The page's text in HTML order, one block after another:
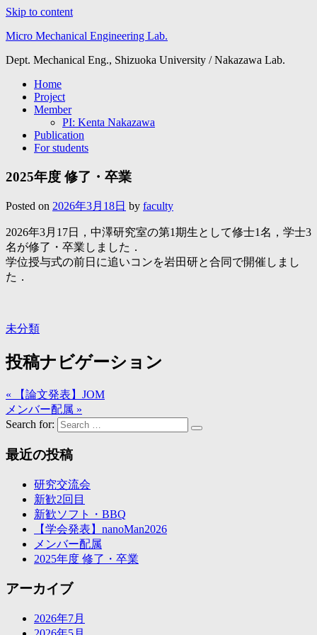
Skip to content
Micro Mechanical Engineering Lab.
Dept. Mechanical Eng., Shizuoka University / Nakazawa Lab.
Home
Project
Member
PI: Kenta Nakazawa
Publication
For students
2025年度 修了・卒業
Posted on 2026年3月18日 by faculty
2026年3月17日，中澤研究室の第1期生として修士1名，学士3
名が修了・卒業しました．
学位授与式の前日に追いコンを岩田研と合同で開催しまし
た．
未分類
投稿ナビゲーション
« 【論文発表】JOM
メンバー配属 »
Search for:
最近の投稿
研究交流会
新歓2回目
新歓ソフト・BBQ
【学会発表】nanoMan2026
メンバー配属
2025年度 修了・卒業
アーカイブ
2026年7月